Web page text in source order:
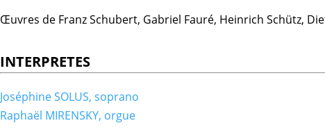
Œuvres de Franz Schubert, Gabriel Fauré, Heinrich Schütz,
INTERPRETES
Joséphine SOLUS, soprano
Raphaël MIRENSKY, orgue